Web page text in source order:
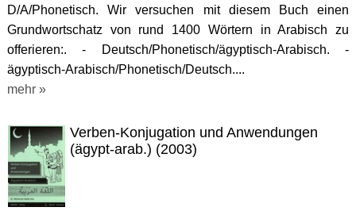
D/A/Phonetisch. Wir versuchen mit diesem Buch einen
Grundwortschatz von rund 1400 Wörtern in Arabisch zu
offerieren:. - Deutsch/Phonetisch/ägyptisch-Arabisch. -
ägyptisch-Arabisch/Phonetisch/Deutsch....
mehr »
Verben-Konjugation und Anwendungen
(ägypt-arab.) (2003)